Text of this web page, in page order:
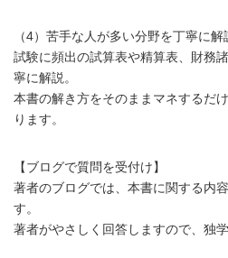
（4）苦手な人が多い分野を丁寧に解
試験に頻出の試算表や精算表、財務
寧に解説。
本書の解き方をそのままマネするだ
ります。
【ブログで質問を受付け】
著者のブログでは、本書に関する内
す。
著者がやさしく回答しますので、独